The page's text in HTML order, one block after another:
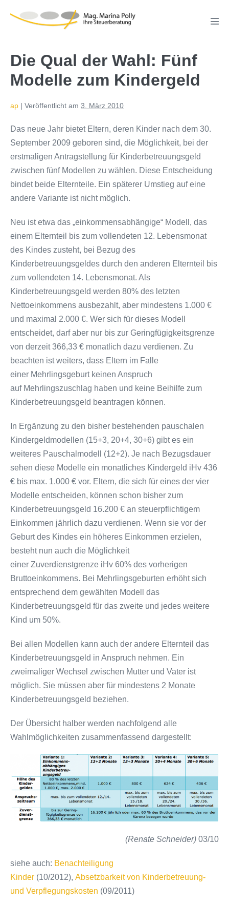
Inhalt
Die Qual der Wahl: Fünf
Modelle zum Kindergeld
ap | Veröffentlicht am 3. März 2010
Das neue Jahr bietet Eltern, deren Kinder nach dem 30.
September 2009 geboren sind, die Möglichkeit, bei der
erstmaligen Antragstellung für Kinderbetreuungsgeld
zwischen fünf Modellen zu wählen. Diese Entscheidung
bindet beide Elternteile. Ein späterer Umstieg auf eine
andere Variante ist nicht möglich.
Neu ist etwa das „einkommensabhängige“ Modell, das
einem Elternteil bis zum vollendeten 12. Lebensmonat
des Kindes zusteht, bei Bezug des
Kinderbetreuungsgeldes durch den anderen Elternteil bis
zum vollendeten 14. Lebensmonat. Als
Kinderbetreuungsgeld werden 80% des letzten
Nettoeinkommens ausbezahlt, aber mindestens 1.000 €
und maximal 2.000 €. Wer sich für dieses Modell
entscheidet, darf aber nur bis zur Geringfügigkeitsgrenze
von derzeit 366,33 € monatlich dazu verdienen. Zu
beachten ist weiters, dass Eltern im Falle
einer Mehrlingsgeburt keinen Anspruch
auf Mehrlingszuschlag haben und keine Beihilfe zum
Kinderbetreuungsgeld beantragen können.
In Ergänzung zu den bisher bestehenden pauschalen
Kindergeldmodellen (15+3, 20+4, 30+6) gibt es ein
weiteres Pauschalmodell (12+2). Je nach Bezugsdauer
sehen diese Modelle ein monatliches Kindergeld iHv 436
€ bis max. 1.000 € vor. Eltern, die sich für eines der vier
Modelle entscheiden, können schon bisher zum
Kinderbetreuungsgeld 16.200 € an steuerpflichtigem
Einkommen jährlich dazu verdienen. Wenn sie vor der
Geburt des Kindes ein höheres Einkommen erzielen,
besteht nun auch die Möglichkeit
einer Zuverdienstgrenze iHv 60% des vorherigen
Bruttoeinkommens. Bei Mehrlingsgeburten erhöht sich
entsprechend dem gewählten Modell das
Kinderbetreuungsgeld für das zweite und jedes weitere
Kind um 50%.
Bei allen Modellen kann auch der andere Elternteil das
Kinderbetreuungsgeld in Anspruch nehmen. Ein
zweimaliger Wechsel zwischen Mutter und Vater ist
möglich. Sie müssen aber für mindestens 2 Monate
Kinderbetreuungsgeld beziehen.
Der Übersicht halber werden nachfolgend alle
Wahlmöglichkeiten zusammenfassend dargestellt:
(Renate Schneider) 03/10
siehe auch: Benachteiligung
Kinder (10/2012), Absetzbarkeit von Kinderbetreuung-
und Verpflegungskosten (09/2011)